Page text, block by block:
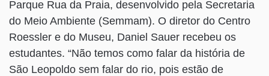
Parque Rua da Praia, desenvolvido pela Secretaria
do Meio Ambiente (Semmam). O diretor do Centro
Roessler e do Museu, Daniel Sauer recebeu os
estudantes. “Não temos como falar da história de
São Leopoldo sem falar do rio, pois estão de